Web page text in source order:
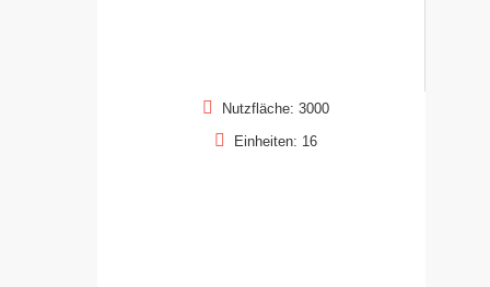
Nutzfläche: 3000
Einheiten: 16